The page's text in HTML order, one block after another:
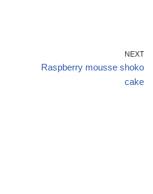
NEXT
Raspberry mousse shoko
cake